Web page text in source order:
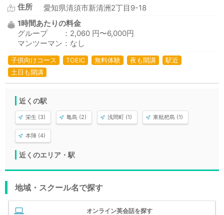
住所
愛知県清須市新清洲2丁目9-18
1時間あたりの料金
グループ ：2,060 円〜6,000円
マンツーマン：なし
子供向けコース TOEIC 無料体験 夜も開講
駅近
土日も開講
近くの駅
栄生 (3) 亀島 (2) 浅間町 (1) 東枇杷島 (1)
本陣 (4)
近くのエリア・駅
地域・スクール名で探す
オンライン英会話を探す